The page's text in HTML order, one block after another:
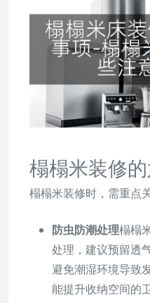
榻榻米装修
榻榻米装修时，需重点
防虫防潮处理榻榻
处理，建议预留透
避免潮湿环境导致
能提升收纳空间的